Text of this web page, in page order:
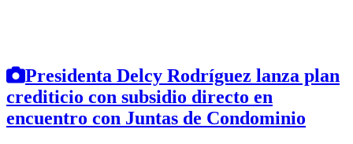
Presidenta Delcy Rodríguez lanza plan
crediticio con subsidio directo en
encuentro con Juntas de Condominio